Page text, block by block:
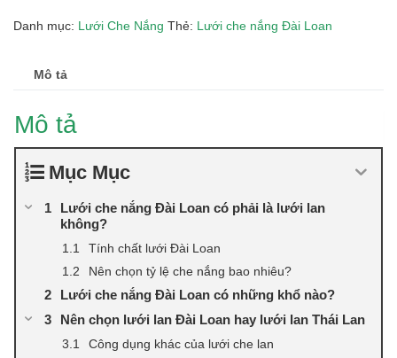
Đài
Bền
Năm
lượng
Danh mục: Lưới Che Nắng Thẻ: Lưới che nắng Đài Loan
Mô tả
Mô tả
Mục Mục
Lưới che nắng Đài Loan có phải là lưới lan
không?
Tính chất lưới Đài Loan
Nên chọn tỷ lệ che nắng bao nhiêu?
Lưới che nắng Đài Loan có những khổ nào?
Nên chọn lưới lan Đài Loan hay lưới lan Thái Lan
Công dụng khác của lưới che lan